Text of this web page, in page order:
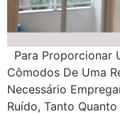
Para Proporcionar
Cômodos De Uma
Necessário
Ruído, Tanto